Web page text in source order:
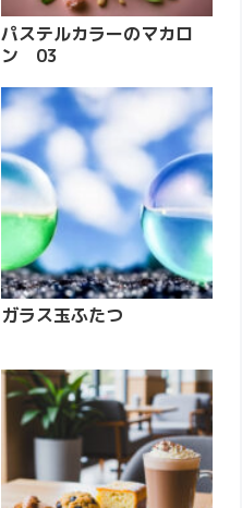
パステルカラーのマカロ
ン 03
ガラス玉ふたつ